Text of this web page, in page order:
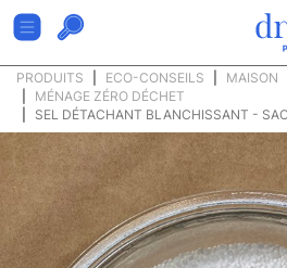
PRODUITS ECO-CONSEILS MAISON
MÉNAGE ZÉRO DÉCHET
SEL DÉTACHANT BLANCHISSANT -